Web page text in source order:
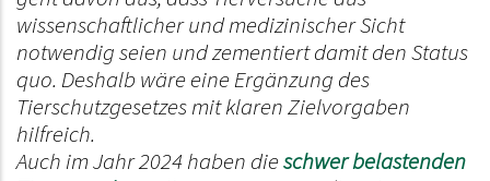
wissenschaftlicher und medizinischer Sicht
notwendig seien und zementiert damit den Status
quo. Deshalb wäre eine Ergänzung des
Tierschutzgesetzes mit klaren Zielvorgaben
hilfreich.
Auch im Jahr 2024 haben dieschwer belastenden